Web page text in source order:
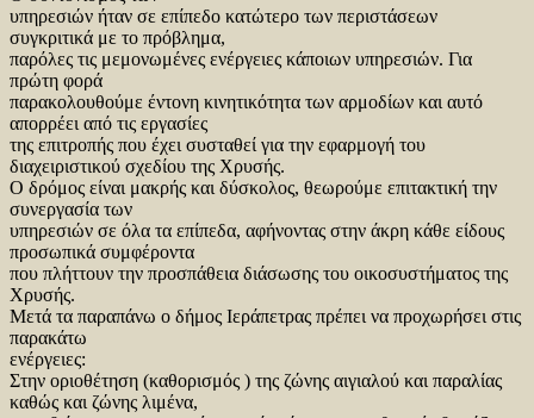
υπηρεσιών ήταν σε επίπεδο κατώτερο των περιστάσεων
συγκριτικά με το πρόβλημα,
παρόλες τις μεμονωμένες ενέργειες κάποιων υπηρεσιών. Για
πρώτη φορά
παρακολουθούμε έντονη κινητικότητα των αρμοδίων και αυτό
απορρέει από τις εργασίες
της επιτροπής που έχει συσταθεί για την εφαρμογή του
διαχειριστικού σχεδίου της Χρυσής.
Ο δρόμος είναι μακρής και δύσκολος, θεωρούμε επιτακτική την
συνεργασία των
υπηρεσιών σε όλα τα επίπεδα, αφήνοντας στην άκρη κάθε είδους
προσωπικά συμφέροντα
που πλήττουν την προσπάθεια διάσωσης του οικοσυστήματος της
Χρυσής.
Μετά τα παραπάνω ο δήμος Ιεράπετρας πρέπει να προχωρήσει στις
παρακάτω
ενέργειες:
Στην οριοθέτηση (καθορισμός ) της ζώνης αιγιαλού και παραλίας
καθώς και ζώνης λιμένα,